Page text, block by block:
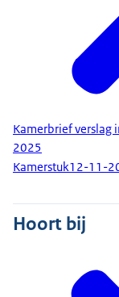
Kamerbrief verslag
2025
Kamerstuk12-11-
Hoort bij